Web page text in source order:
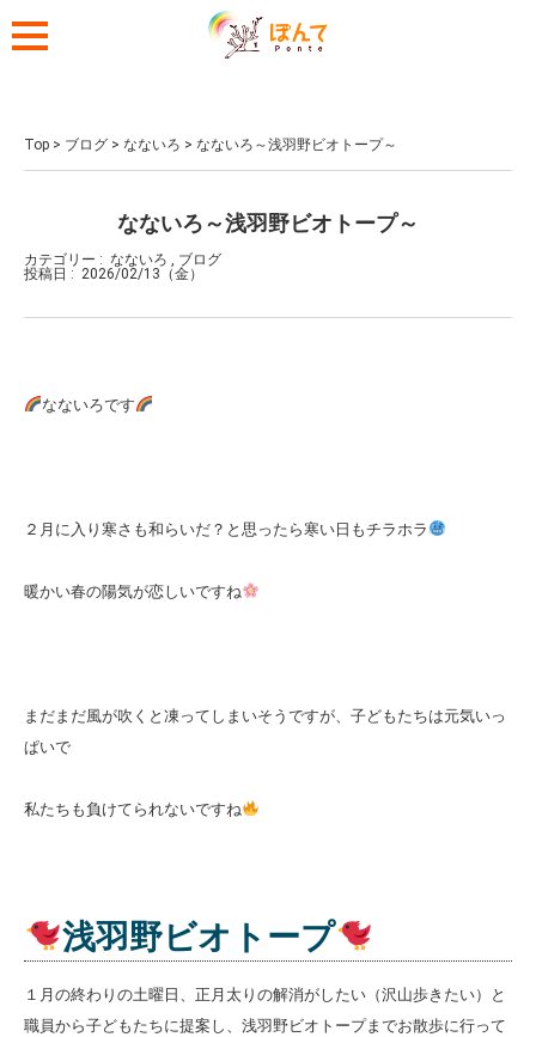
Top > ブログ > なないろ > なないろ～浅羽野ビオトープ～
なないろ～浅羽野ビオトープ～
カテゴリー : なないろ , ブログ
投稿日 : 2026/02/13（金）
なないろです
２月に入り寒さも和らいだ？と思ったら寒い日もチラホラ
暖かい春の陽気が恋しいですね
まだまだ風が吹くと凍ってしまいそうですが、子どもたちは元気いっ
ぱいで
私たちも負けてられないですね
浅羽野ビオトープ
１月の終わりの土曜日、正月太りの解消がしたい（沢山歩きたい）と
職員から子どもたちに提案し、浅羽野ビオトープまでお散歩に行って